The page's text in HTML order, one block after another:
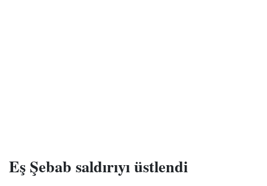
Eş Şebab saldırıyı üstlendi